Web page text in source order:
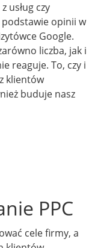
usług czy
opinii w
Google.
liczba, jak i
reaguje. To, czy i
klientów
buduje nasz
PPC
cele firmy, a